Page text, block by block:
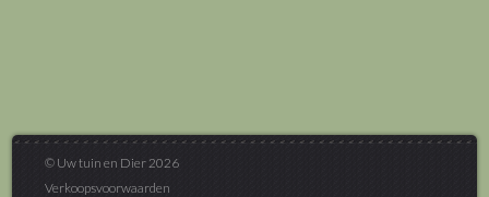
© Uw tuin en Dier 2026
Verkoopsvoorwaarden